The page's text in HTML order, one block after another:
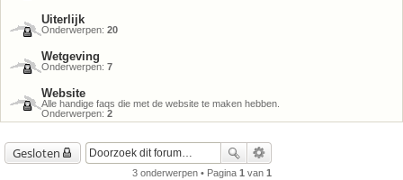
Uiterlijk
Onderwerpen: 20
Wetgeving
Onderwerpen: 7
Website
Alle handige faqs die met de website te maken hebben.
Onderwerpen: 2
Gesloten
3 onderwerpen • Pagina 1 van 1